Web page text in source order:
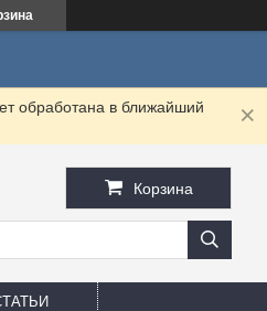
обработана в ближайший
Корзина